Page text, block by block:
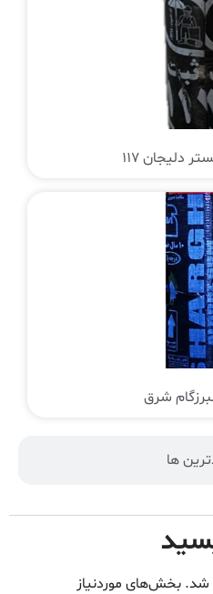
ها
دلیجان 117
شرق
شد. بخش‌های موردنیاز